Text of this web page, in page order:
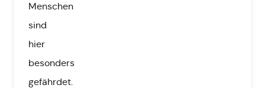
Menschen
sind
hier
besonders
gefährdet.